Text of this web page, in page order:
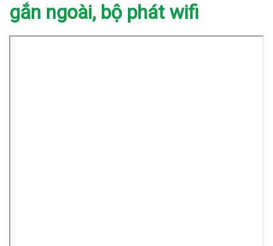
gắn ngoài, bộ phát wifi